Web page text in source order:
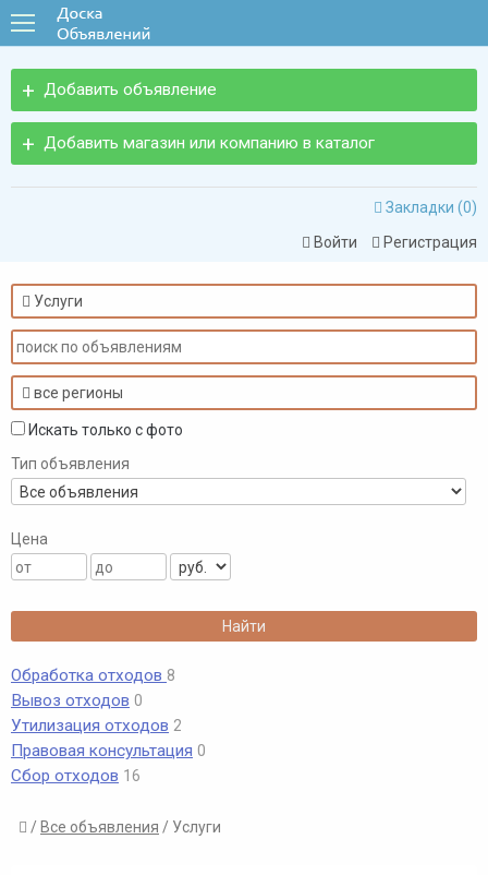
Добавить объявление
Добавить магазин или компанию в каталог
 Закладки (0)
 Войти  Регистрация
 Услуги
 все регионы
Искать только с фото
Тип объявления
Цена
Обработка отходов 8
Вывоз отходов 0
Утилизация отходов 2
Правовая консультация 0
Сбор отходов 16
 / Все объявления / Услуги